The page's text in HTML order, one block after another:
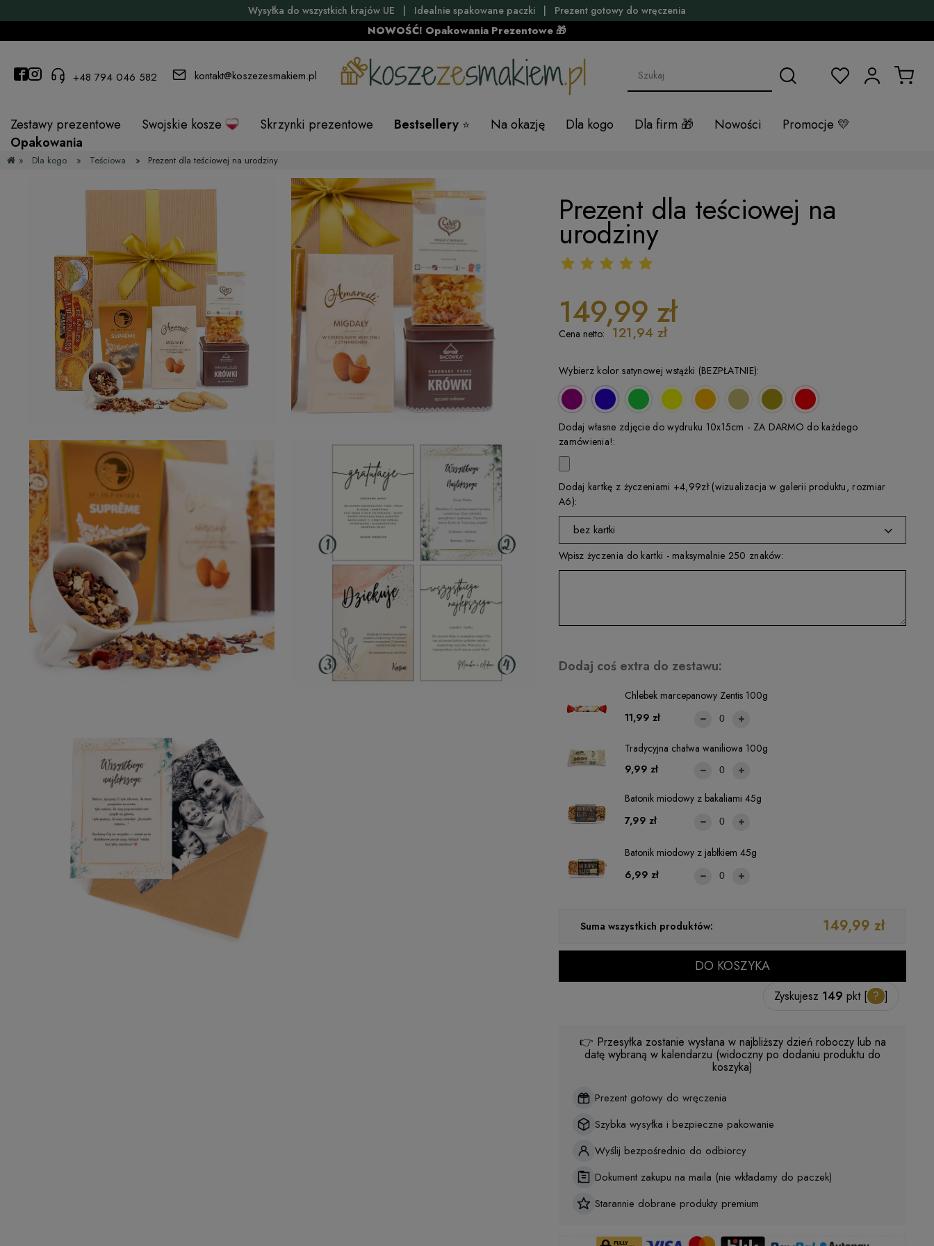
Wysyłka do wszystkich krajów UE | Idealnie spakowane paczki | Prezent gotowy do wręczenia
NOWOŚĆ! Opakowania Prezentowe 🎁
+48 794 046 582 kontakt@koszezesmakiem.pl
Zestawy prezentowe Swojskie kosze Skrzynki prezentowe Bestsellery Na okazję Dla kogo Dla firm Nowości
Promocje
Opakowania
» Dla kogo » Teściowa » Prezent dla teściowej na urodziny
Prezent dla teściowej na
urodziny
149,99 zł
Cena netto: 121,94 zł
Wybierz kolor satynowej wstążki (BEZPŁATNIE):
Dodaj własne zdjęcie do wydruku 10x15cm - ZA DARMO do każdego
zamówienia!:
Dodaj kartkę z życzeniami +4,99zł (wizualizacja w galerii produktu, rozmiar
A6):
bez kartki
wybierz
kartka 4
Wpisz życzenia do kartki - maksymalnie 250 znaków:
Dodaj coś extra do zestawu:
Batonik miodowy z jabłkiem 45g
6,99 zł
Batonik miodowy z bakaliami 45g
7,99 zł
Tradycyjna chałwa waniliowa 100g
9,99 zł
Chlebek marcepanowy Zentis 100g
11,99 zł
Suma wszystkich produktów: 149,99 zł
DO KOSZYKA
Zyskujesz 149 pkt [ ? ]
👉 Przesyłka zostanie wysłana w najbliższy dzień roboczy lub na
datę wybraną w kalendarzu (widoczny po dodaniu produktu do
koszyka)
Prezent gotowy do wręczenia
Szybka wysyłka i bezpieczne pakowanie
Wyślij bezpośrednio do odbiorcy
Dokument zakupu na maila (nie wkładamy do paczek)
Starannie dobrane produkty premium